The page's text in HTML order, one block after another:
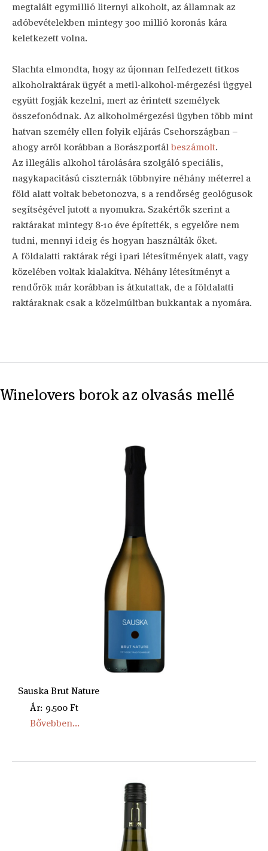
megtalált egymillió liternyi alkoholt, az államnak az
adóbevételekben mintegy 300 millió koronás kára
keletkezett volna.
Slachta elmondta, hogy az újonnan felfedezett titkos
alkoholraktárak ügyét a metil-alkohol-mérgezési üggyel
együtt fogják kezelni, mert az érintett személyek
összefonódnak. Az alkoholmérgezési ügyben több mint
hatvan személy ellen folyik eljárás Csehországban –
ahogy arról korábban a Borászportálbeszámolt.
Az illegális alkohol tárolására szolgáló speciális,
nagykapacitású ciszternák többnyire néhány méterrel a
föld alatt voltak bebetonozva, s a rendőrség geológusok
segítségével jutott a nyomukra. Szakértők szerint a
raktárakat mintegy 8-10 éve építették, s egyelőre nem
tudni, mennyi ideig és hogyan használták őket.
A földalatti raktárak régi ipari létesítmények alatt, vagy
közelében voltak kialakítva. Néhány létesítményt a
rendőrök már korábban is átkutattak, de a földalatti
raktáraknak csak a közelmúltban bukkantak a nyomára.
Winelovers borok az olvasás mellé
Sauska Brut Nature
Ár: 9.500 Ft
Bővebben...